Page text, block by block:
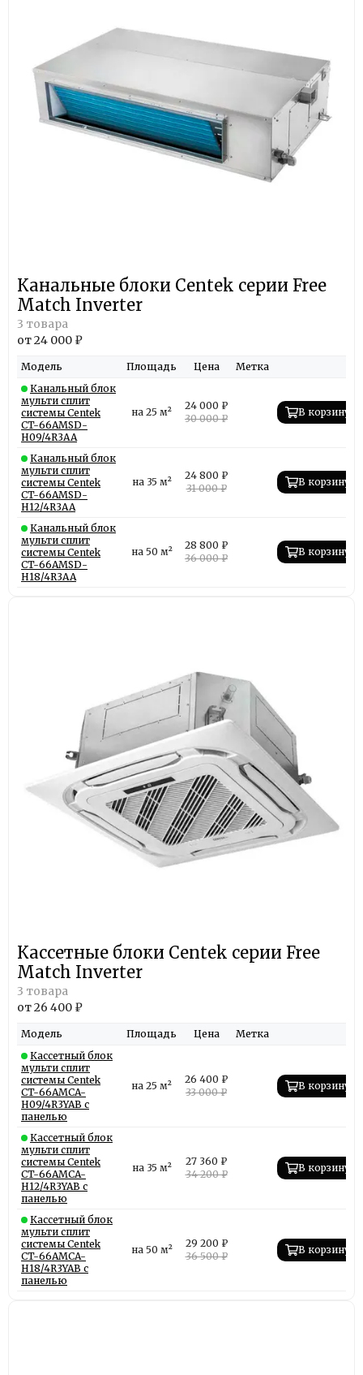
Канальные блоки Centek серии Free
Match Inverter
3 товара
от 24 000 ₽
Модель Площадь Цена
Метка
Канальный блок
мульти сплит
системы Centek
CT-66AMSD-
H09/4R3AA
на 25 м²
24 000 ₽
30 000 ₽
В корзину
Канальный блок
мульти сплит
системы Centek
CT-66AMSD-
H12/4R3AA
на 35 м²
24 800 ₽
31 000 ₽
В корзину
Канальный блок
мульти сплит
системы Centek
CT-66AMSD-
H18/4R3AA
на 50 м²
28 800 ₽
36 000 ₽
В корзину
Кассетные блоки Centek серии Free
Match Inverter
3 товара
от 26 400 ₽
Модель Площадь Цена
Метка
Кассетный блок
мульти сплит
системы Centek
CT-66AMCA-
H09/4R3YAB с
панелью
на 25 м²
26 400 ₽
33 000 ₽
В корзину
Кассетный блок
мульти сплит
системы Centek
CT-66AMCA-
H12/4R3YAB с
панелью
на 35 м²
27 360 ₽
34 200 ₽
В корзину
Кассетный блок
мульти сплит
системы Centek
CT-66AMCA-
H18/4R3YAB с
панелью
на 50 м²
29 200 ₽
36 500 ₽
В корзину